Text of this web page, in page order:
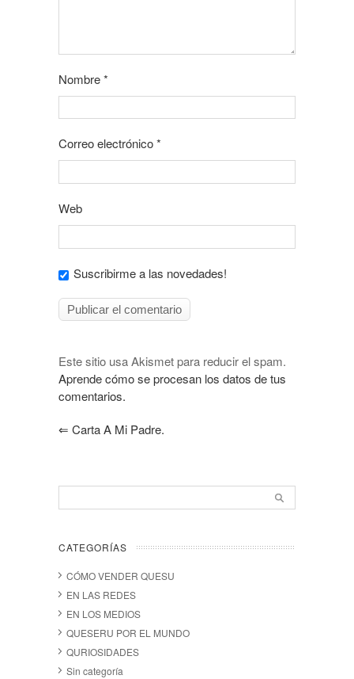
Nombre*
Correo electrónico*
Web
Suscribirme a las novedades!
Este sitio usa Akismet para reducir el spam.
Aprende cómo se procesan los datos de tus
comentarios.
⇐ Carta A Mi Padre.
CATEGORÍAS
CÓMO VENDER QUESU
EN LAS REDES
EN LOS MEDIOS
QUESERU POR EL MUNDO
QURIOSIDADES
Sin categoría